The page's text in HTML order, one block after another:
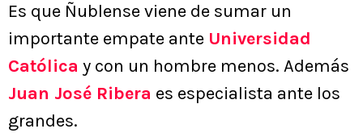
Es que Ñublense viene de sumar un
importante empate ante Universidad
Católica y con un hombre menos. Además
Juan José Ribera es especialista ante los
grandes.